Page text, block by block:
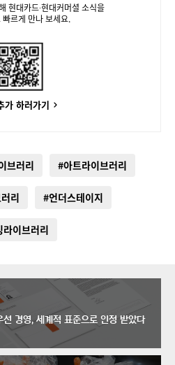
현대카드∙현대커머셜 소식을
빠르게 만나 보세요.
가 하러가기
브러리 #아트라이브러리
리 #언더스테이지
라이브러리
선 경영, 세계적 표준으로 인정 받았다